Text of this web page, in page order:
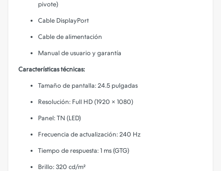
pivote)
Cable DisplayPort
Cable de alimentación
Manual de usuario y garantía
Características técnicas:
Tamaño de pantalla: 24.5 pulgadas
Resolución: Full HD (1920 × 1080)
Panel: TN (LED)
Frecuencia de actualización: 240 Hz
Tiempo de respuesta: 1 ms (GTG)
Brillo: 320 cd/m²